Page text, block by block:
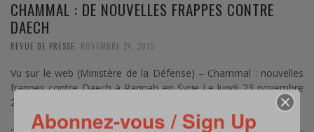
CHAMMAL : DE NOUVELLES FRAPPES CONTRE
DAECH
REVUE DE PRESSE NOVEMBRE 24, 2015
Vu sur le web (Ministère de la Défense) – Chammal : nouvelles
frappes contre Daech à Raqqah en Syrie Le lundi 23 novembre
2015 à …
Abonnez-vous / Sign Up